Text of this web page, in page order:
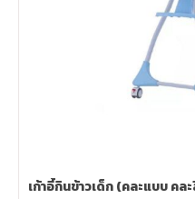
เก้าอี้กินข้าวเด็ก (คละแบบ